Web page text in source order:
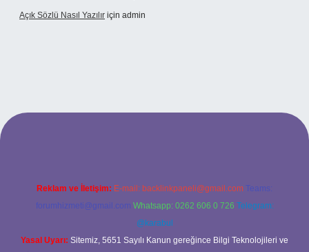
Açık Sözlü Nasıl Yazılır için admin
Reklam ve İletişim: E-mail: backlinkpaneli@gmail.com Teams:
forumhizmeti@gmail.com Whatsapp: 0262 606 0 726 Telegram:
@karabul
Yasal Uyarı: Sitemiz, 5651 Sayılı Kanun gereğince Bilgi Teknolojileri ve